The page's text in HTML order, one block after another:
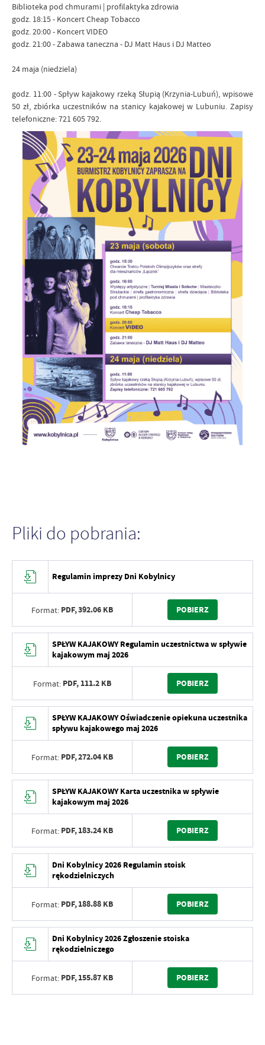
Biblioteka pod chmurami | profilaktyka zdrowia
godz. 18:15 - Koncert Cheap Tobacco
godz. 20:00 - Koncert VIDEO
godz. 21:00 - Zabawa taneczna - DJ Matt Haus i DJ Matteo
24 maja (niedziela)
godz. 11:00 - Spływ kajakowy rzeką Słupią (Krzynia-Lubuń), wpisowe
50 zł, zbiórka uczestników na stanicy kajakowej w Lubuniu. Zapisy
telefoniczne: 721 605 792.
Pliki do pobrania:
Regulamin imprezy Dni Kobylnicy
Format: PDF,392.06 KB POBIERZ
SPŁYW KAJAKOWY Regulamin uczestnictwa w spływie
kajakowym maj 2026
Format: PDF, 111.2 KB POBIERZ
SPŁYW KAJAKOWY Oświadczenie opiekuna uczestnika
spływu kajakowego maj 2026
Format: PDF,272.04 KB POBIERZ
SPŁYW KAJAKOWY Karta uczestnika w spływie
kajakowym maj 2026
Format: PDF,183.24 KB POBIERZ
Dni Kobylnicy 2026 Regulamin stoisk
rękodzielniczych
Format: PDF,188.88 KB POBIERZ
Dni Kobylnicy 2026 Zgłoszenie stoiska
rękodzielniczego
Format: PDF,155.87 KB POBIERZ